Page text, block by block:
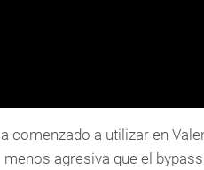
comenzado a utilizar en
agresiva que el